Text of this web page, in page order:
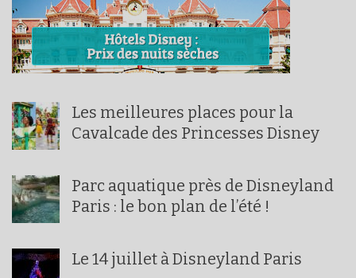
Les meilleures places pour la
Cavalcade des Princesses Disney
Parc aquatique près de Disneyland
Paris : le bon plan de l’été !
Le 14 juillet à Disneyland Paris